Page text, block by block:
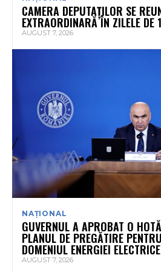
CAMERA DEPUTAȚILOR SE
EXTRAORDINARĂ ÎN ZILELE DE
AUGUST 7, 2026
NAȚIONAL
GUVERNUL A APROBAT O
PLANUL DE PREGĂTIRE
DOMENIUL ENERGIEI ELECTRICE
AUGUST 7, 2026